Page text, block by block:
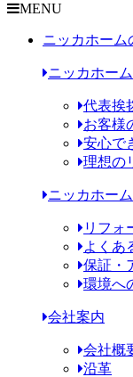
MENU
ニッカホーム
ニッカホー
代表挨
お客様
安心で
理想の
ニッカホー
リフォ
よくあ
保証・
環境へ
会社案内
会社概
沿革